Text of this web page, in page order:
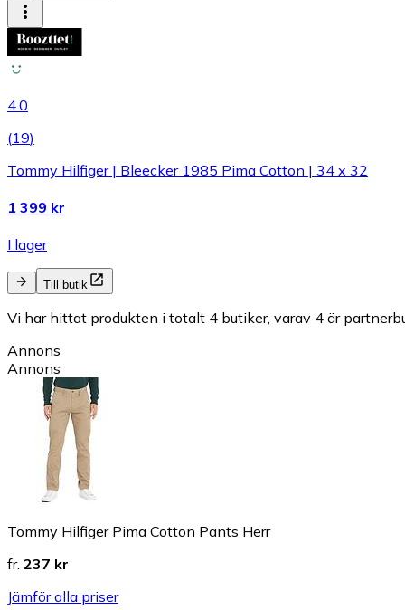
4.0
(19)
Tommy Hilfiger | Bleecker 1985 Pima Cotton | 34 x 32
1 399 kr
I lager
Till butik
Vi har hittat produkten i totalt 4 butiker, varav 4 är
Annons
Annons
Tommy Hilfiger Pima Cotton Pants Herr
fr. 237 kr
Jämför alla priser